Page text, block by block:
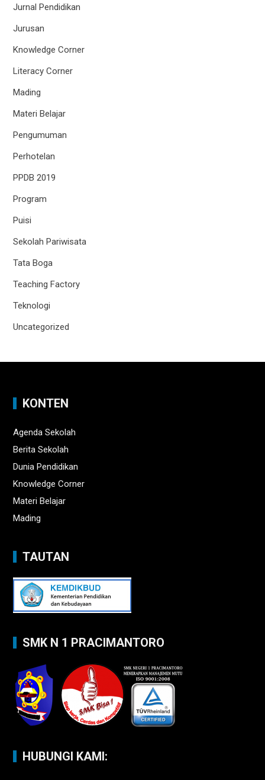
Jurnal Pendidikan
Jurusan
Knowledge Corner
Literacy Corner
Mading
Materi Belajar
Pengumuman
Perhotelan
PPDB 2019
Program
Puisi
Sekolah Pariwisata
Tata Boga
Teaching Factory
Teknologi
Uncategorized
KONTEN
Agenda Sekolah
Berita Sekolah
Dunia Pendidikan
Knowledge Corner
Materi Belajar
Mading
TAUTAN
SMK N 1 PRACIMANTORO
HUBUNGI KAMI: